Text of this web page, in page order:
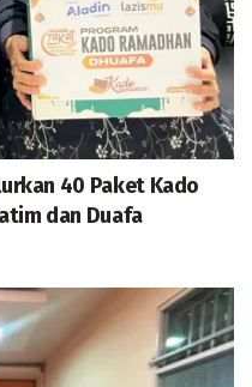
40 Paket Kado
dan Duafa